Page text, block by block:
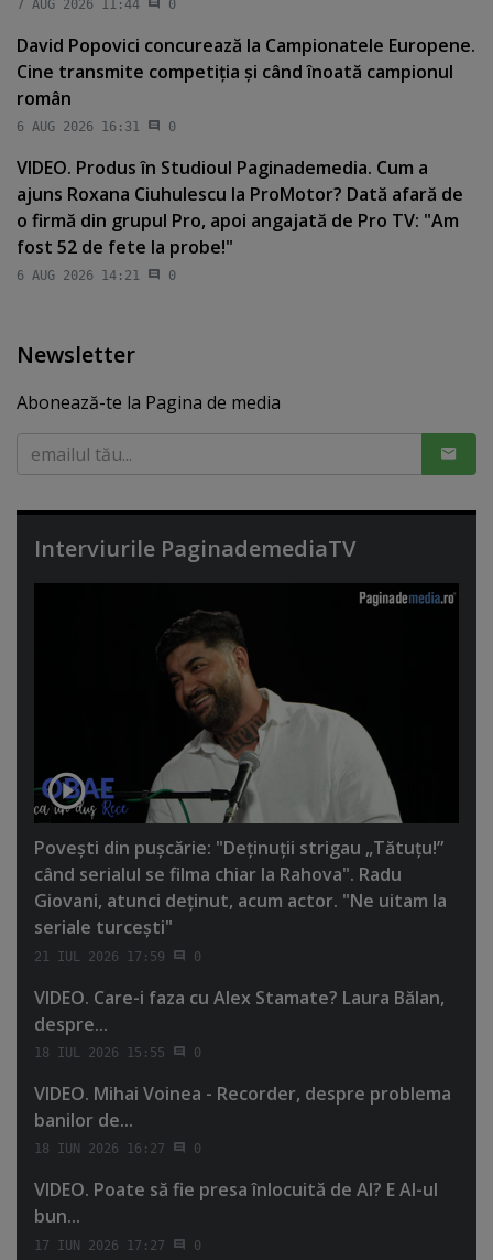
7 AUG 2026 11:44 0
David Popovici concurează la Campionatele Europene.
Cine transmite competiţia şi când înoată campionul
român
6 AUG 2026 16:31 0
VIDEO. Produs în Studioul Paginademedia. Cum a
ajuns Roxana Ciuhulescu la ProMotor? Dată afară de
o firmă din grupul Pro, apoi angajată de Pro TV: "Am
fost 52 de fete la probe!"
6 AUG 2026 14:21 0
Newsletter
Abonează-te la Pagina de media
Interviurile PaginademediaTV
Poveşti din puşcărie: "Deţinuţii strigau „Tătuţu!”
când serialul se filma chiar la Rahova". Radu
Giovani, atunci deţinut, acum actor. "Ne uitam la
seriale turceşti"
21 IUL 2026 17:59 0
VIDEO. Care-i faza cu Alex Stamate? Laura Bălan,
despre...
18 IUL 2026 15:55 0
VIDEO. Mihai Voinea - Recorder, despre problema
banilor de...
18 IUN 2026 16:27 0
VIDEO. Poate să fie presa înlocuită de AI? E AI-ul
bun...
17 IUN 2026 17:27 0